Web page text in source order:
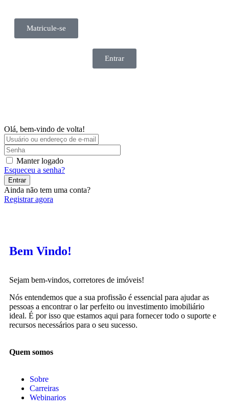
Matricule-se
Entrar
Olá, bem-vindo de volta!
Manter logado
Esqueceu a senha?
Entrar
Ainda não tem uma conta?
Registrar agora
Bem Vindo!
Sejam bem-vindos, corretores de imóveis!
Nós entendemos que a sua profissão é essencial para ajudar as
pessoas a encontrar o lar perfeito ou investimento imobiliário
ideal. É por isso que estamos aqui para fornecer todo o suporte e
recursos necessários para o seu sucesso.
Quem somos
Sobre
Carreiras
Webinarios